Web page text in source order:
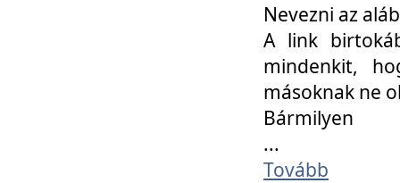
Nevezni az
A link
mindenkit,
másoknak ne
Bármilyen
...
Tovább